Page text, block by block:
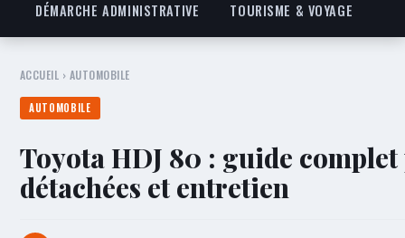
DÉMARCHE ADMINISTRATIVE
TOURISME & VOYAGE
ACCUEIL › AUTOMOBILE
AUTOMOBILE
Toyota HDJ 80 : guide complet
détachées et entretien